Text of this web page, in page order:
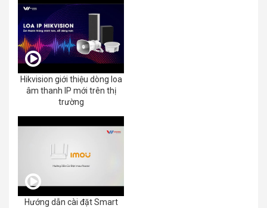
Hikvision giới thiệu dòng loa
âm thanh IP mới trên thị
trường
Hướng dẫn cài đặt Smart